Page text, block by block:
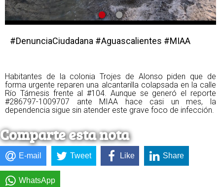
• •
#DenunciaCiudadana #Aguascalientes #MIAA
Habitantes de la colonia Trojes de Alonso piden que de
forma urgente reparen una alcantarilla colapsada en la calle
Río Támesis frente al #104. Aunque se generó el reporte
#286797-1009707 ante MIAA hace casi un mes, la
dependencia sigue sin atender este grave foco de infección.
Comparte esta nota
E-mail Tweet Like Share
WhatsApp